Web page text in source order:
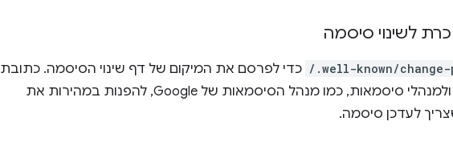
/.well-known/change- כדי לפרסם את המיקום של דף שינוי הסיסמה. כתובת
ה-URL הזו עוזרת לדפדפנים ולמנהלי סיסמאות, כמו מנהל הסיסמאות של Google, להפנות במהירות את
לעדכן סיסמה.